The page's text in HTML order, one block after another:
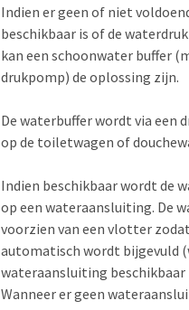
Indien er geen of niet
beschikbaar is of de
kan een schoonwater buffer
drukpomp) de oplossing zijn.
De waterbuffer wordt via een
op de toiletwagen of
Indien beschikbaar wordt de
op een wateraansluiting. De
voorzien van een vlotter
automatisch wordt bijgevuld
wateraansluiting beschikbaar
Wanneer er geen